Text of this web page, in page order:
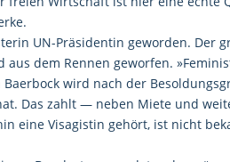
UN-Präsidentin geworden. Der
dem Rennen geworfen.
wird nach der
Das zahlt — neben Miete und
eine Visagistin gehört, ist nicht